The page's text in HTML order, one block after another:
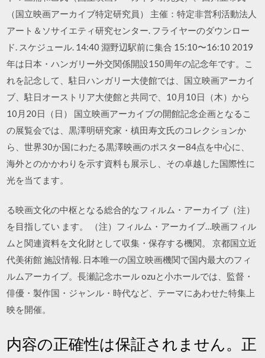
（国立映画アーカイブ特定研究員） 主催：特定非営利活動法人
アート＆ソサイエティ研究センター. フライヤーのダウンロー
ド. スケジュール. 14:40 淵野辺駅前に集合 15:10〜16:10 2019
年は日本・ハンガリー外交関係開設150周年の記念年です。こ
れを記念して、駐日ハンガリー大使館では、国立映画アーカイ
ブ、駐日オーストリア大使館と共同で、10月10日（木）から
10月20日（日） 国立映画アーカイブの開館記念企画となるこ
の展覧会では、黒澤明研究家・槙田寿文氏のコレクションか
ら、世界30か国にわたる黒澤映画のポスター84点を中心に、
海外とのかかわりを示す資料も展示し、その卓越した国際性に
光を当てます。
る映画文化の中枢となる総合的なフィルム・アーカイブ（注）
を目指してい ます。 （注）フィルム・アーカイブ…映画フィル
ムと関連資料を文化財として収集・保存する機関。 京都国立近
代美術館 施設情報. 日本唯一の国立映画機関で国内最大のフィ
ルムアーカイブ。長瀬記念ホール ozuと小ホールでは、監督・
俳優・製作国・ジャンル・時代など、テーマにあわせた特集上
映を開催。
内容の正確性は保証されません。正